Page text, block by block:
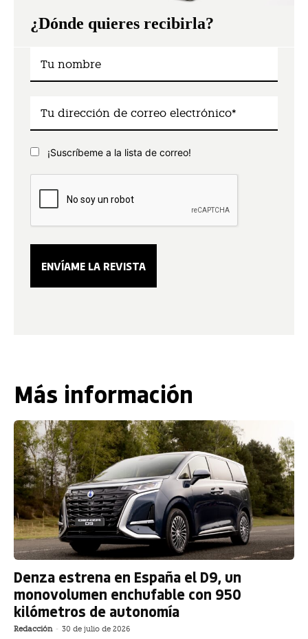
¿Dónde quieres recibirla?
¡Suscríbeme a la lista de correo!
Más información
Denza estrena en España el D9, un
monovolumen enchufable con 950
kilómetros de autonomía
Redacción - 30 de julio de 2026